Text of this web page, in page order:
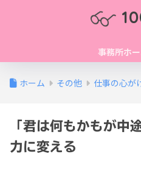
事務所ホ
ホーム その他 仕事の心が
「君は何もかもが中
力に変える